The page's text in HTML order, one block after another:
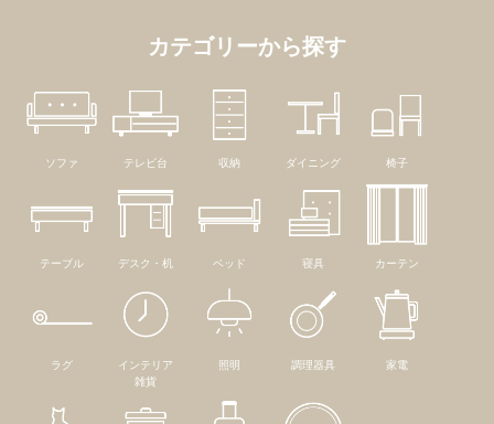
カテゴリーから探す
ソファ テレビ台 収納 ダイニング 椅子
テーブル デスク・机 ベッド 寝具 カーテン
ラグ
インテリア
雑貨
照明 調理器具 家電